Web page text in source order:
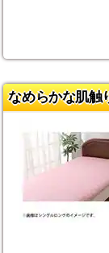
なめらかな肌触